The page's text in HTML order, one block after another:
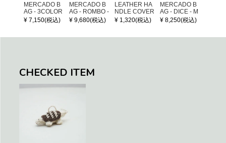
MERCADO B
AG - 3COLOR
S CHECK - Bl
ack / Dark Gre
¥ 7,150(税込)
MERCADO B
AG - ROMBO -
LONG HANDL
E - Silver / Whi
¥ 9,680(税込)
LEATHER HA
NDLE COVER
¥ 1,320(税込)
MERCADO B
AG - DICE - M
OSAIC - Copp
er / Navy / Mint
¥ 8,250(税込)
CHECKED ITEM